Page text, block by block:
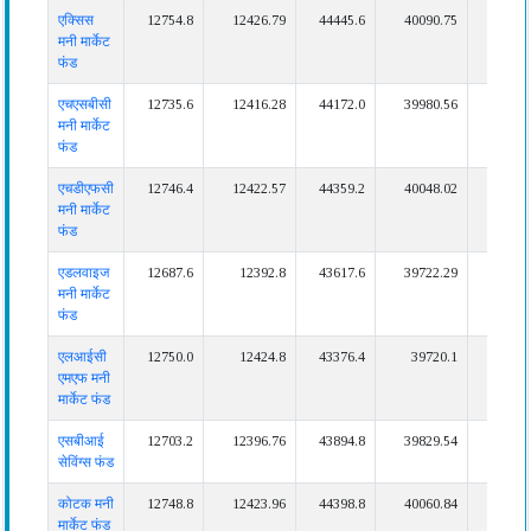
एक्सिस
मनी मार्केट
फंड
12754.8 12426.79 44445.6 40090.75
एचएसबीसी
मनी मार्केट
फंड
12735.6 12416.28 44172.0 39980.56
एचडीएफसी
मनी मार्केट
फंड
12746.4 12422.57 44359.2 40048.02
एडलवाइज
मनी मार्केट
फंड
12687.6 12392.8 43617.6 39722.29
एलआईसी
एमएफ मनी
मार्केट फंड
12750.0 12424.8 43376.4 39720.1
एसबीआई
सेविंग्स फंड
12703.2 12396.76 43894.8 39829.54
कोटक मनी
मार्केट फंड
12748.8 12423.96 44398.8 40060.84